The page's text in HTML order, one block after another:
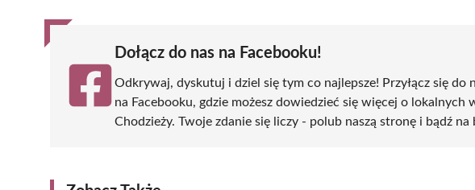
Dołącz do nas na Facebooku!
Odkrywaj, dyskutuj i dziel się tym co najlepsze! Przyłącz się do
na Facebooku, gdzie możesz dowiedzieć się więcej o lokalnych
Chodzieży. Twoje zdanie się liczy - polub naszą stronę i bądź na